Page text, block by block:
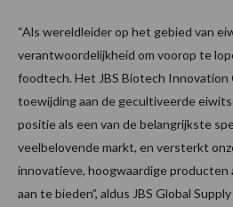
“Als wereldleider op het gebied van
verantwoordelijkheid om voorop te
foodtech. Het JBS Biotech
toewijding aan de gecultiveerde
positie als een van de belangrijkste
veelbelovende markt, en versterkt
innovatieve, hoogwaardige producten
aan te bieden”, aldus JBS Global